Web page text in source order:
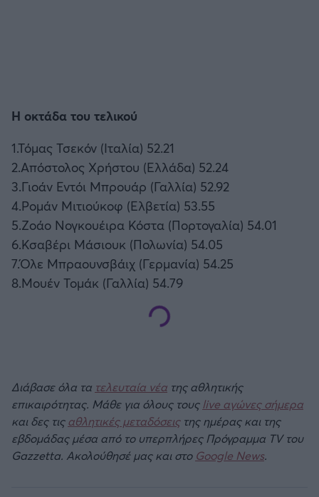
Η οκτάδα του τελικού
1.Τόμας Τσεκόν (Ιταλία) 52.21
2.Απόστολος Χρήστου (Ελλάδα) 52.24
3.Γιοάν Εντόι Μπρουάρ (Γαλλία) 52.92
4.Ρομάν Μιτιούκοφ (Ελβετία) 53.55
5.Ζοάο Νογκουέιρα Κόστα (Πορτογαλία) 54.01
6.Κσαβέρι Μάσιουκ (Πολωνία) 54.05
7.Όλε Μπραουνσβάιχ (Γερμανία) 54.25
8.Μουέν Τομάκ (Γαλλία) 54.79
Διάβασε όλα τα τελευταία νέα της αθλητικής
επικαιρότητας. Μάθε για όλους τους live αγώνες σήμερα
και δες τιςαθλητικές μεταδόσειςτης ημέρας και της
εβδομάδας μέσα από το υπερπλήρες Πρόγραμμα TV του
Gazzetta. Ακολούθησέ μας και στο Google News.